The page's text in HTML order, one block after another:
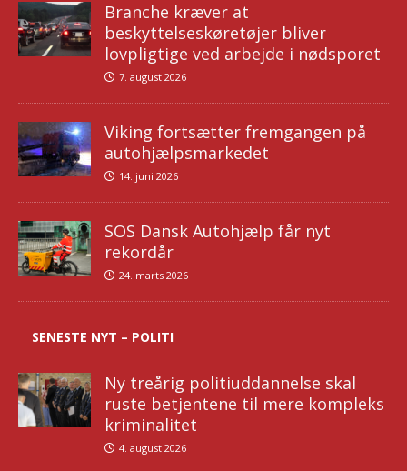
Branche kræver at
beskyttelseskøretøjer bliver
lovpligtige ved arbejde i nødsporet
7. august 2026
Viking fortsætter fremgangen på
autohjælpsmarkedet
14. juni 2026
SOS Dansk Autohjælp får nyt
rekordår
24. marts 2026
SENESTE NYT – POLITI
Ny treårig politiuddannelse skal
ruste betjentene til mere kompleks
kriminalitet
4. august 2026